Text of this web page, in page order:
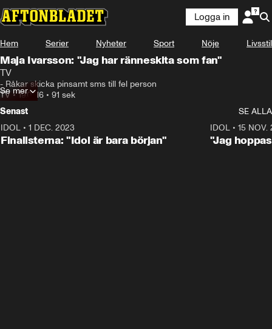
Logga in
Hem Serier Nyheter Sport Nöje Livsstil
Maja Ivarsson: "Jag har ränneskita som fan"
TV
- Råkar skicka pinsamt sms till fel person
TV •19.07.16 • 91 sek
Se mer
Senast
SE ALLA
IDOL • 1 DEC. 2023
Finalisterna: "Idol är bara början"
IDOL• 15 NOV.
"Jag